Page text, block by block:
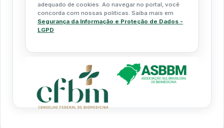
adequado de cookies. Ao navegar no portal, você
concorda com nossas políticas. Saiba mais em
Segurança da Informação e Proteção de Dados -
LGPD